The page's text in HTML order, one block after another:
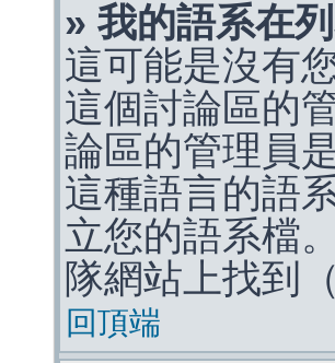
» 我的語系在
這可能是沒有
這個討論區的
論區的管理員
這種語言的語
立您的語系檔
隊網站上找到
回頂端